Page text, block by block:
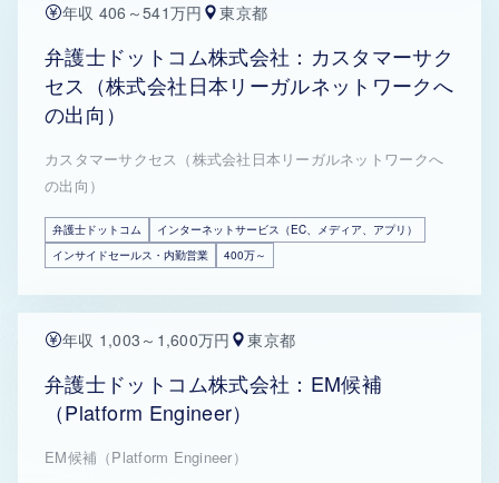
年収 406～541万円 東京都
弁護士ドットコム株式会社：カスタマーサク
セス（株式会社日本リーガルネットワークへ
の出向）
カスタマーサクセス（株式会社日本リーガルネットワークへ
の出向）
弁護士ドットコム
インターネットサービス（EC、メディア、アプリ）
インサイドセールス・内勤営業
400万～
年収 1,003～1,600万円 東京都
弁護士ドットコム株式会社：EM候補
（Platform Engineer）
EM候補（Platform Engineer）